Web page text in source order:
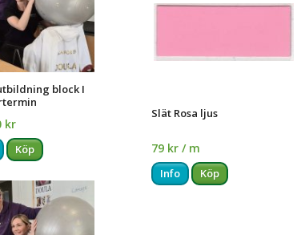
block I
kr
Köp
Slät Rosa ljus
79 kr / m
Info Köp